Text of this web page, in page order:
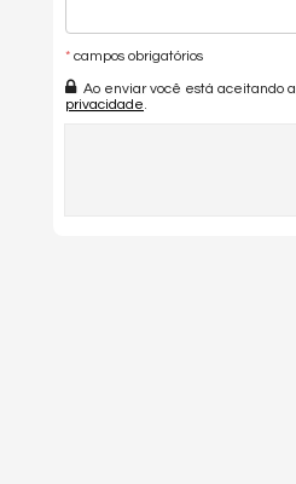
* campos obrigatórios
Ao enviar você está aceitando a
privacidade